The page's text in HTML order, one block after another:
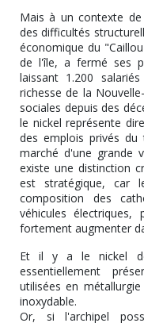
Mais à un contexte
des difficultés
économique du
de l'île, a fermé ses
laissant 1.200
richesse de la
sociales depuis des
le nickel représente
des emplois privés
marché d'une grande
existe une distinction
est stratégique, car
composition des
véhicules électriques,
fortement augmenter
Et il y a le nickel
essentiellement
utilisées en
inoxydable.
Or, si l'archipel